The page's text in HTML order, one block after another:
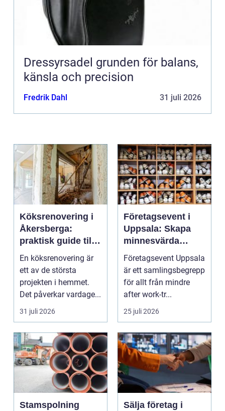
Dressyrsadel grunden för balans,
känsla och precision
Fredrik Dahl 31 juli 2026
Köksrenovering i
Åkersberga:
praktisk guide till
ett smartare kök
En köksrenovering är
ett av de största
projekten i hemmet.
Det påverkar vardage...
31 juli 2026
Företagsevent i
Uppsala: Skapa
minnesvärda
möten som bygger
starkare team
Företagsevent Uppsala
är ett samlingsbegrepp
för allt från mindre
after work-tr...
25 juli 2026
Stamspolning
Sälja företag i